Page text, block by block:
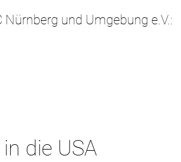
und Umgebung e.V.:
die USA